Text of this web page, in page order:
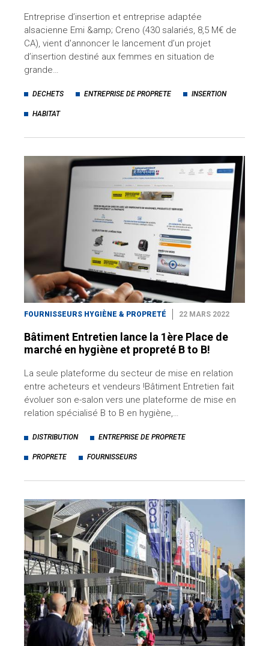
Entreprise d’insertion et entreprise adaptée
alsacienne Emi &amp; Creno (430 salariés, 8,5 M€ de
CA), vient d'annoncer le lancement d’un projet
d’insertion destiné aux femmes en situation de
grande…
DECHETS ENTREPRISE DE PROPRETE INSERTION
HABITAT
FOURNISSEURS HYGIÈNE & PROPRETÉ 22 MARS 2022
Bâtiment Entretien lance la 1ère Place de
marché en hygiène et propreté B to B!
La seule plateforme du secteur de mise en relation
entre acheteurs et vendeurs !Bâtiment Entretien fait
évoluer son e-salon vers une plateforme de mise en
relation spécialisé B to B en hygiène,…
DISTRIBUTION ENTREPRISE DE PROPRETE
PROPRETE FOURNISSEURS